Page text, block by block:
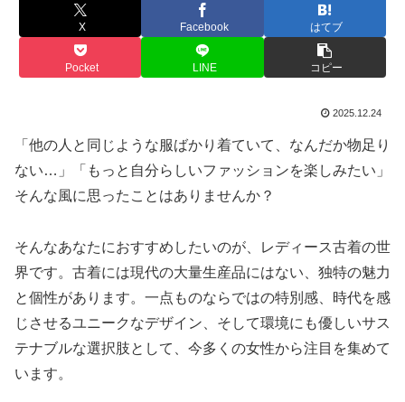
X Facebook はてブ
Pocket LINE コピー
2025.12.24
「他の人と同じような服ばかり着ていて、なんだか物足り
ない…」「もっと自分らしいファッションを楽しみたい」
そんな風に思ったことはありませんか？
そんなあなたにおすすめしたいのが、レディース古着の世
界です。古着には現代の大量生産品にはない、独特の魅力
と個性があります。一点ものならではの特別感、時代を感
じさせるユニークなデザイン、そして環境にも優しいサス
テナブルな選択肢として、今多くの女性から注目を集めて
います。